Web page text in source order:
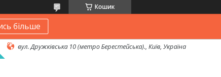
Кошик
більше
вул. Дружківська 10 (метро Берестейська)., Київ, Україна